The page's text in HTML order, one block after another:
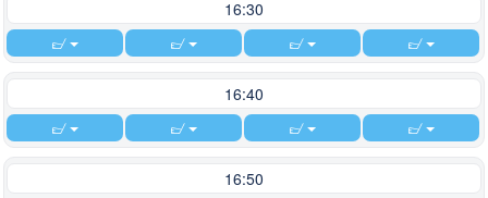
16:30
16:40
16:50